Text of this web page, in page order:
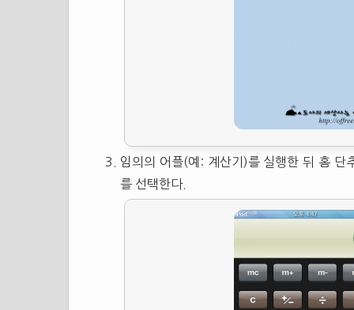
임의의 어플(예: 계산기)를 실행한 뒤 홈
를 선택한다.